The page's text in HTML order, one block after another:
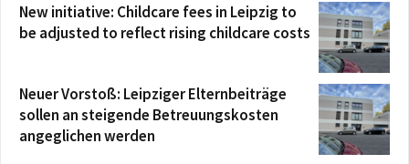
New initiative: Childcare fees in Leipzig to
be adjusted to reflect rising childcare costs
Neuer Vorstoß: Leipziger Elternbeiträge
sollen an steigende Betreuungskosten
angeglichen werden